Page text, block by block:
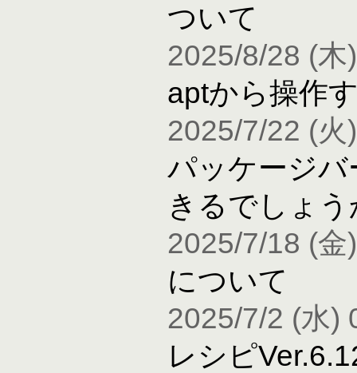
ついて
2025/8/28 (木
aptから操作
2025/7/22 (火
パッケージ
きるでしょう
2025/7/18 (金
について
2025/7/2 (水)
レシピ